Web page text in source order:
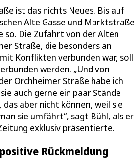
ist das nichts Neues. Bis auf
Alte Gasse und Marktstraße
so. Die Zufahrt von der Alten
Straße, die besonders an
Konflikten verbunden war, soll
werden. „Und von
Orchheimer Straße habe ich
auch gerne ein paar Stände
aber nicht können, weil sie
sie umfährt“, sagt Bühl, als er
exklusiv präsentierte.
Rückmeldung